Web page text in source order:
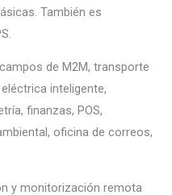
También es
de M2M, transporte
inteligente,
finanzas, POS,
oficina de correos,
y monitorización remota